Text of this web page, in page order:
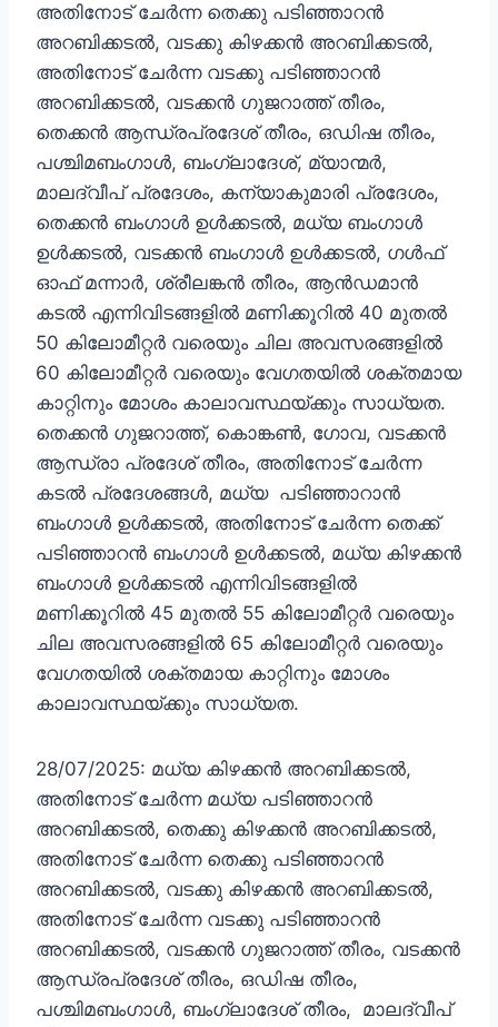
അതിനോട് ചേർന്ന തെക്കു പടിഞ്ഞാറൻ
അറബിക്കടൽ, വടക്കു കിഴക്കൻ അറബിക്കടൽ,
അതിനോട് ചേർന്ന വടക്കു പടിഞ്ഞാറൻ
അറബിക്കടൽ, വടക്കൻ ഗുജറാത്ത് തീരം,
തെക്കൻ ആന്ധ്രപ്രദേശ് തീരം, ഒഡിഷ തീരം,
പശ്ചിമബംഗാൾ, ബംഗ്ലാദേശ്, മ്യാന്മർ,
മാലദ്വീപ് പ്രദേശം, കന്യാകുമാരി പ്രദേശം,
തെക്കൻ ബംഗാൾ ഉൾക്കടൽ, മധ്യ ബംഗാൾ
ഉൾക്കടൽ, വടക്കൻ ബംഗാൾ ഉൾക്കടൽ, ഗൾഫ്
ഓഫ് മന്നാർ, ശ്രീലങ്കൻ തീരം, ആൻഡമാൻ
കടൽ എന്നിവിടങ്ങളിൽ മണിക്കൂറിൽ 40 മുതൽ
50 കിലോമീറ്റർ വരെയും ചില അവസരങ്ങളിൽ
60 കിലോമീറ്റർ വരെയും വേഗതയിൽ ശക്തമായ
കാറ്റിനും മോശം കാലാവസ്ഥയ്ക്കും സാധ്യത.
തെക്കൻ ഗുജറാത്ത്, കൊങ്കൺ, ഗോവ, വടക്കൻ
ആന്ധ്രാ പ്രദേശ് തീരം, അതിനോട് ചേർന്ന
കടൽ പ്രദേശങ്ങൾ, മധ്യ പടിഞ്ഞാറാൻ
ബംഗാൾ ഉൾക്കടൽ, അതിനോട് ചേർന്ന തെക്ക്
പടിഞ്ഞാറൻ ബംഗാൾ ഉൾക്കടൽ, മധ്യ കിഴക്കൻ
ബംഗാൾ ഉൾക്കടൽ എന്നിവിടങ്ങളിൽ
മണിക്കൂറിൽ 45 മുതൽ 55 കിലോമീറ്റർ വരെയും
ചില അവസരങ്ങളിൽ 65 കിലോമീറ്റർ വരെയും
വേഗതയിൽ ശക്തമായ കാറ്റിനും മോശം
കാലാവസ്ഥയ്ക്കും സാധ്യത.
28/07/2025: മധ്യ കിഴക്കൻ അറബിക്കടൽ,
അതിനോട് ചേർന്ന മധ്യ പടിഞ്ഞാറൻ
അറബിക്കടൽ, തെക്കു കിഴക്കൻ അറബിക്കടൽ,
അതിനോട് ചേർന്ന തെക്കു പടിഞ്ഞാറൻ
അറബിക്കടൽ, വടക്കു കിഴക്കൻ അറബിക്കടൽ,
അതിനോട് ചേർന്ന വടക്കു പടിഞ്ഞാറൻ
അറബിക്കടൽ, വടക്കൻ ഗുജറാത്ത് തീരം, വടക്കൻ
ആന്ധ്രപ്രദേശ് തീരം, ഒഡിഷ തീരം,
പശ്ചിമബംഗാൾ, ബംഗ്ലാദേശ് തീരം, മാലദ്വീപ്